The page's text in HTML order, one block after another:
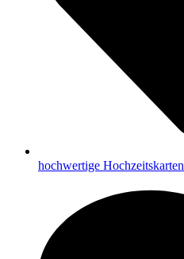
hochwertige Hochzeitskarten